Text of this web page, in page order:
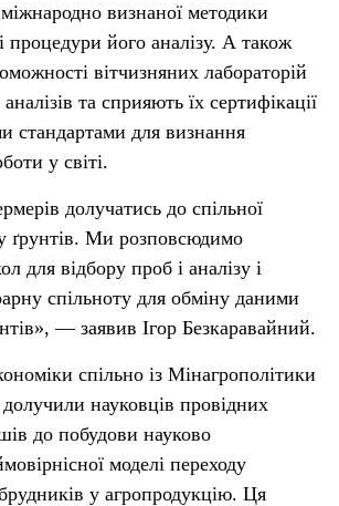
визнаної методики
процедури його аналізу. А також
вітчизняних лабораторій
та сприяють їх сертифікації
стандартами для визнання
у світі.
долучатись до спільної
ґрунтів. Ми розповсюдимо
для відбору проб і аналізу і
спільноту для обміну даними
— заявив Ігор Безкаравайний.
спільно із Мінагрополітики
науковців провідних
до побудови науково
моделі переходу
у агропродукцію. Ця